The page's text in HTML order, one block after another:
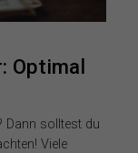
Optimal
Dann solltest du
Viele